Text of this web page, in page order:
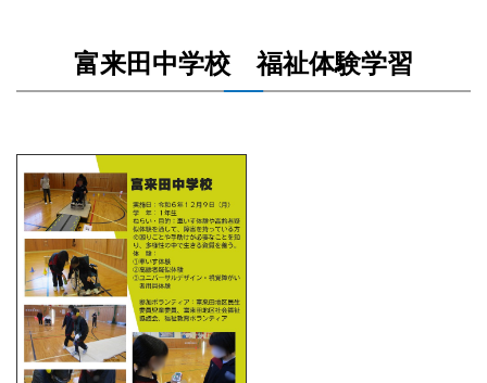
富来田中学校 福祉体験学習